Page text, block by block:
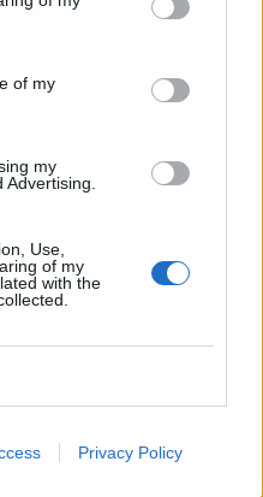
of my
my
Use,
of my
with the
Privacy Policy
Prishen strukturat e
hapet rruga tregut të ri
pranë ish-Gjykatës së
Guri bën thirrje për
e Kryeministrisë dhe
mbajnë të bllokuar
Skënderbeu sqaron
situatën